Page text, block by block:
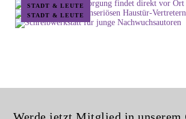
STADT & LEUTE
STADT & LEUTE